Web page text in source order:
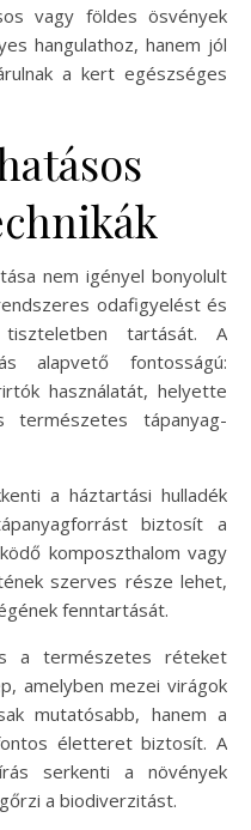
vagy földes ösvények
hangulathoz, hanem jól
a kert egészséges
nem igényel bonyolult
odafigyelést és
tartását. A
alapvető fontosságú:
használatát, helyette
természetes tápanyag-
a háztartási hulladék
biztosít a
komposzthalom vagy
szerves része lehet,
fenntartását.
a természetes réteket
amelyben mezei virágok
mutatósabb, hanem a
életteret biztosít. A
serkenti a növények
a biodiverzitást.